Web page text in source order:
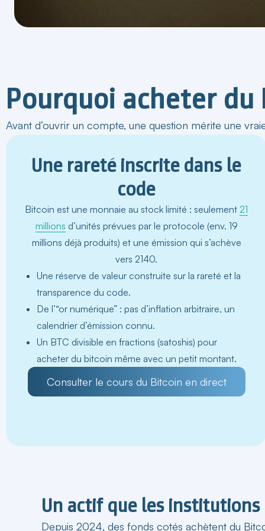
Pourquoi acheter
Avant d’ouvrir un compte, une question mérite une
Une rareté inscrite dans le
code
Bitcoin est une monnaie au stock limité : seulement21
millions d’unités prévues par le protocole (env. 19
millions déjà produits) et une émission qui s’achève
vers 2140.
Une réserve de valeur construite sur la rareté et la
transparence du code.
De l’“or numérique” : pas d’inflation arbitraire, un
calendrier d’émission connu.
Un BTC divisible en fractions (satoshis) pour
acheter du bitcoin même avec un petit montant.
Consulter le cours du Bitcoin en direct
Un actif que les
Depuis 2024, des fonds cotés achètent du